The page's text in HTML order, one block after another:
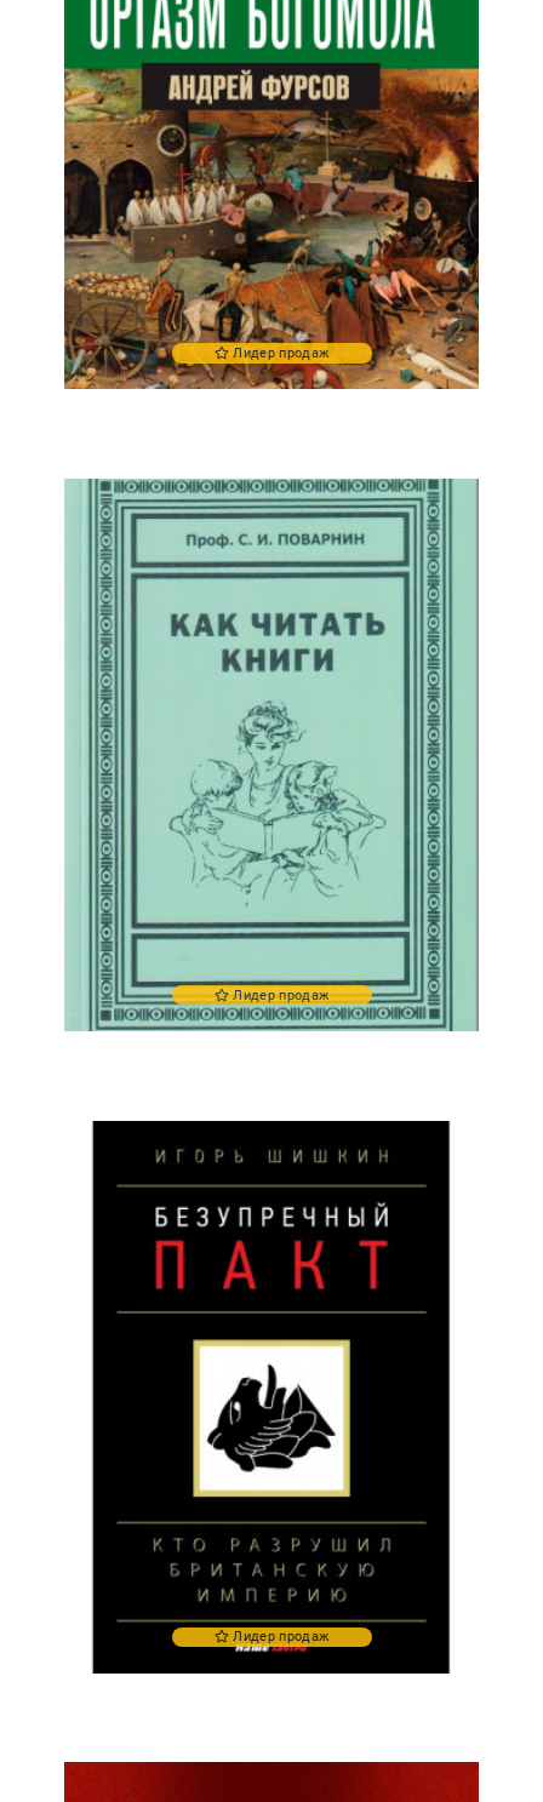
Лидер продаж
Лидер продаж
Лидер продаж